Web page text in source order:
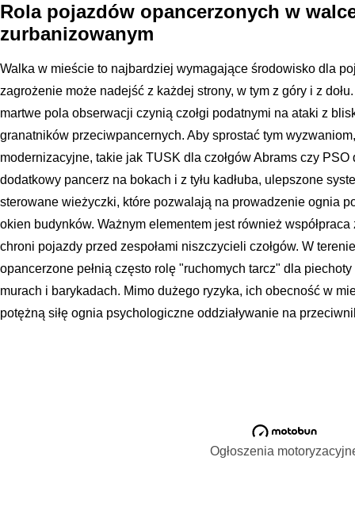
Rola pojazdów opancerzonych w
zurbanizowanym
Walka w mieście to najbardziej wymagające środowisko dla
zagrożenie może nadejść z każdej strony, w tym z góry i z
martwe pola obserwacji czynią czołgi podatnymi na ataki z
granatników przeciwpancernych. Aby sprostać tym
modernizacyjne, takie jak TUSK dla czołgów Abrams czy
dodatkowy pancerz na bokach i z tyłu kadłuba, ulepszone
sterowane wieżyczki, które pozwalają na prowadzenie ognia
okien budynków. Ważnym elementem jest również
chroni pojazdy przed zespołami niszczycieli czołgów. W
opancerzone pełnią często rolę "ruchomych tarcz" dla
murach i barykadach. Mimo dużego ryzyka, ich obecność w
potężną siłę ognia psychologiczne oddziaływanie na
Ogłoszenia